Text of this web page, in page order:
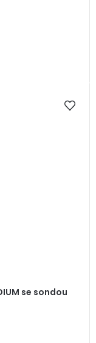
se sondou